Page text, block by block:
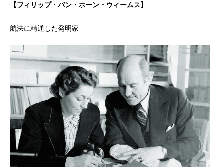
【フィリップ・バン・ホーン・ウィームス】
航法に精通した発明家